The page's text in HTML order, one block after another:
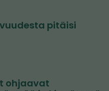
pitäisi
ohjaavat